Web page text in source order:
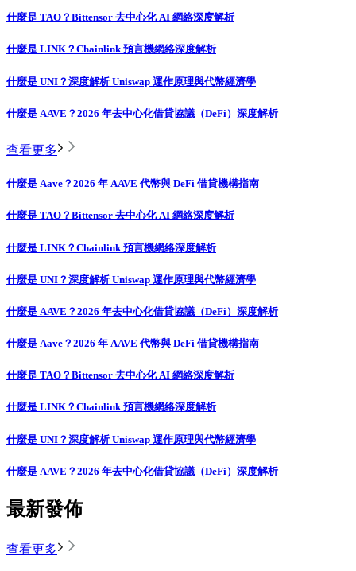
什麼是 TAO？Bittensor 去中心化 AI 網絡深度解析
什麼是 LINK？Chainlink 預言機網絡深度解析
什麼是 UNI？深度解析 Uniswap 運作原理與代幣經濟學
什麼是 AAVE？2026 年去中心化借貸協議（DeFi）深度解析
查看更多
什麼是 Aave？2026 年 AAVE 代幣與 DeFi 借貸機構指南
什麼是 TAO？Bittensor 去中心化 AI 網絡深度解析
什麼是 LINK？Chainlink 預言機網絡深度解析
什麼是 UNI？深度解析 Uniswap 運作原理與代幣經濟學
什麼是 AAVE？2026 年去中心化借貸協議（DeFi）深度解析
什麼是 Aave？2026 年 AAVE 代幣與 DeFi 借貸機構指南
什麼是 TAO？Bittensor 去中心化 AI 網絡深度解析
什麼是 LINK？Chainlink 預言機網絡深度解析
什麼是 UNI？深度解析 Uniswap 運作原理與代幣經濟學
什麼是 AAVE？2026 年去中心化借貸協議（DeFi）深度解析
最新發佈
查看更多